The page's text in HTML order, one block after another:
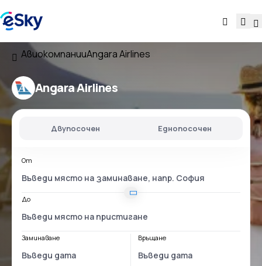
АвиокомпанииAngara Airlines
Angara Airlines
Двупосочен Еднопосочен
От
До
Заминаване Връщане